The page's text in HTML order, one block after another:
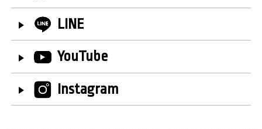
LINE
YouTube
Instagram